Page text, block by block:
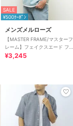
SALE
¥500ｸｰﾎﾟﾝ
メンズメルローズ
【MASTER FRAME/マスターフ
レーム】フェイクスエード フ
ェイクレイヤードTシャツ
¥3,245